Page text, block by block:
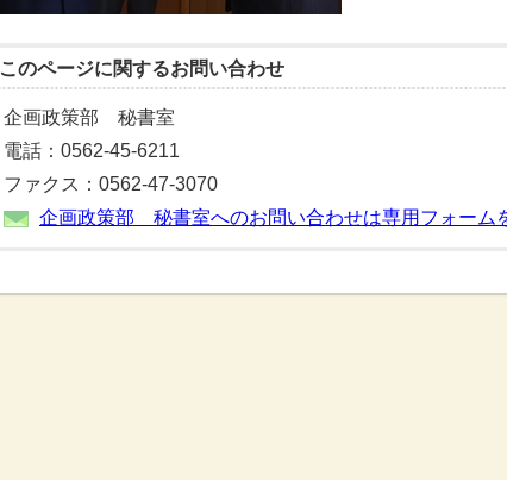
このページに関するお問い合わせ
企画政策部 秘書室
電話：0562-45-6211
ファクス：0562-47-3070
企画政策部 秘書室へのお問い合わせは専用フォーム